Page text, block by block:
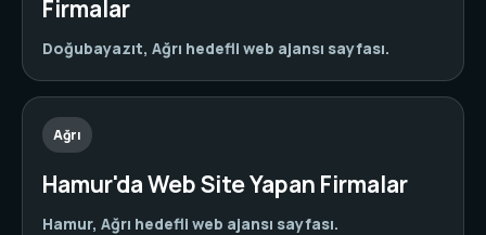
Firmalar
Doğubayazıt, Ağrı hedefli web ajansı sayfası.
Ağrı
Hamur'da Web Site Yapan Firmalar
Hamur, Ağrı hedefli web ajansı sayfası.